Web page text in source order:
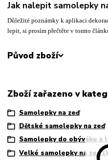
Jak nalepit samolepky
Důležité poznámky k aplikaci
lepit, si prosím přečtěte v tomto
Původ zboží
Zboží zařazeno v
Samolepky na zeď
Dětské samolepky na zeď
Samolepky do obýváku a
Velké samolepky na zeď